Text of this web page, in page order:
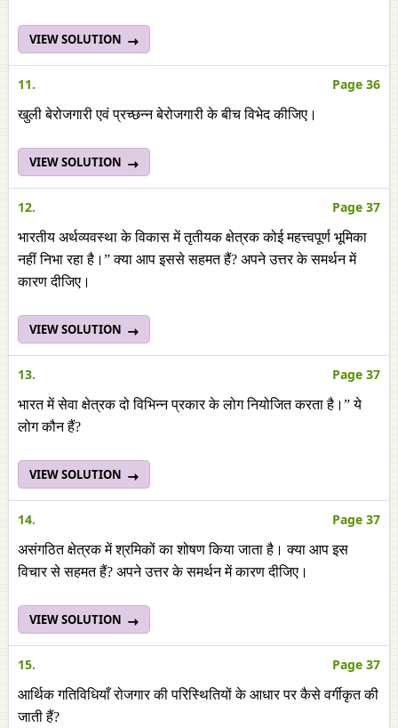
VIEW SOLUTION
11. Page 36
खुली बेरोजगारी एवं प्रच्छन्न बेरोजगारी के बीच विभेद कीजिए।
VIEW SOLUTION
12. Page 37
भारतीय अर्थव्यवस्था के विकास में तृतीयक क्षेत्रक कोई महत्त्वपूर्ण भूमिका
नहीं निभा रहा है।” क्या आप इससे सहमत हैं? अपने उत्तर के समर्थन में
कारण दीजिए।
VIEW SOLUTION
13. Page 37
भारत में सेवा क्षेत्रक दो विभिन्न प्रकार के लोग नियोजित करता है।” ये
लोग कौन हैं?
VIEW SOLUTION
14. Page 37
असंगठित क्षेत्रक में श्रमिकों का शोषण किया जाता है। क्या आप इस
विचार से सहमत हैं? अपने उत्तर के समर्थन में कारण दीजिए।
VIEW SOLUTION
15. Page 37
आर्थिक गतिविधियाँ रोजगार की परिस्थितियों के आधार पर कैसे वर्गीकृत की
जाती हैं?